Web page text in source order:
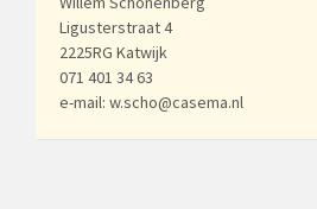
Ligusterstraat 4
2225RG Katwijk
071 401 34 63
e-mail: w.scho@casema.nl